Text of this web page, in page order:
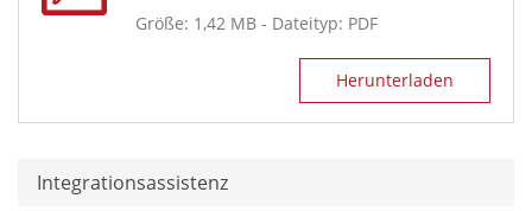
Integrationsassistenz
Größe: 1,42 MB - Dateityp: PDF
Herunterladen